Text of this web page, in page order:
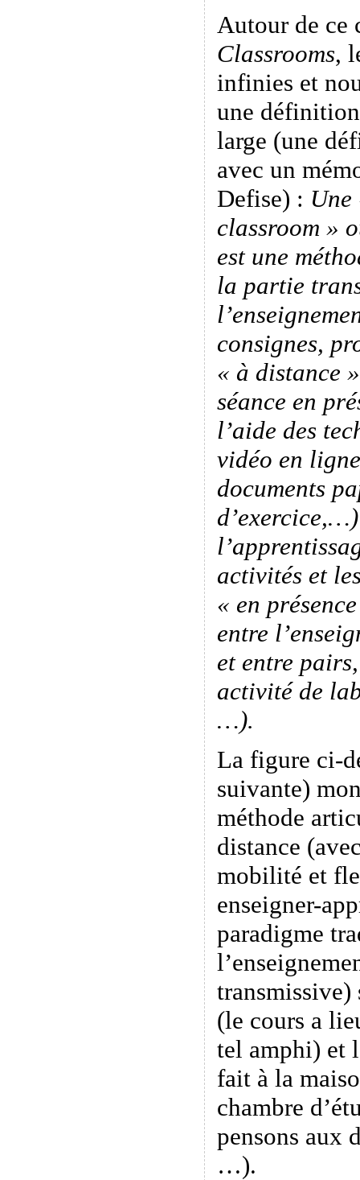
Autour de ce
Classrooms,
infinies et
une
large (une
avec un
Defise) :
classroom »
est une
la partie
consignes,
« à distance
séance en
l’aide des
vidéo en
documents
activités et
« en
entre
et entre
activité de
…).
La figure ci-
suivante)
méthode
distance
mobilité et
enseigner-
paradigme
transmissive)
(le cours a
tel amphi) et
fait à la
chambre
pensons aux
…).